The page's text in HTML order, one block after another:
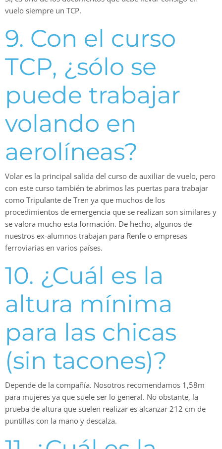
vuelo siempre un TCP.
9. Con el curso
TCP, ¿sólo se
puede trabajar
volando en
aerolíneas?
Volar es la principal salida del curso de auxiliar de vuelo, pero
con este curso también te abrimos las puertas para trabajar
como Tripulante de Tren ya que muchos de los
procedimientos de emergencia que se realizan son similares y
se valora mucho esta formación. De hecho, algunos de
nuestros ex-alumnos trabajan para Renfe o empresas
ferroviarias en varios países.
10. ¿Cuál es la
altura mínima
para las chicas
(sin tacones)?
Depende de la compañía. Nosotros recomendamos 1,58m
para mujeres ya que suele ser lo general. No obstante, la
prueba de altura que suelen realizar es alcanzar 212 cm de
puntillas con la mano y descalza.